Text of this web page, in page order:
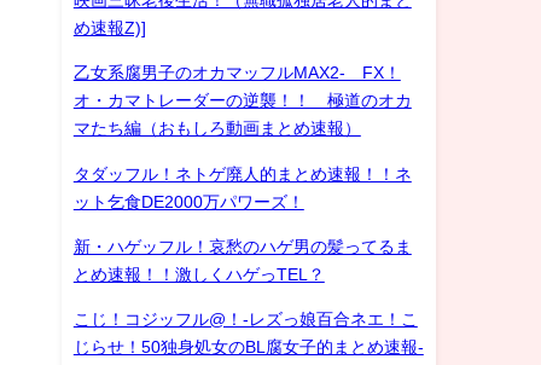
め速報Z)]
乙女系腐男子のオカマッフルMAX2- FX！
オ・カマトレーダーの逆襲！！ 極道のオカ
マたち編（おもしろ動画まとめ速報）
タダッフル！ネトゲ廃人的まとめ速報！！ネ
ット乞食DE2000万パワーズ！
新・ハゲッフル！哀愁のハゲ男の髪ってるま
とめ速報！！激しくハゲっTEL？
こじ！コジッフル@！-レズっ娘百合ネエ！こ
じらせ！50独身処女のBL腐女子的まとめ速報-